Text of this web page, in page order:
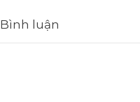
Bình luận